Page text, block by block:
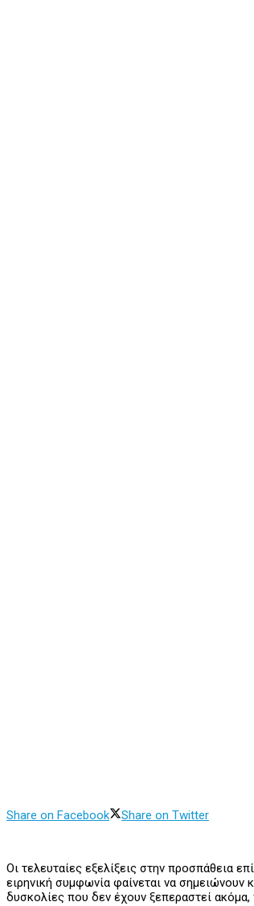
Share on Facebook Share on Twitter
Οι τελευταίες εξελίξεις στην προσπάθεια
ειρηνική συμφωνία φαίνεται να
δυσκολίες που δεν έχουν ξεπεραστεί ακόμα,